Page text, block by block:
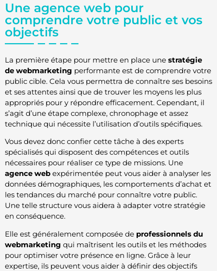
Une agence web pour
comprendre votre public et vos
objectifs
La première étape pour mettre en place une stratégie
de webmarketing performante est de comprendre votre
public cible. Cela vous permettra de connaître ses besoins
et ses attentes ainsi que de trouver les moyens les plus
appropriés pour y répondre efficacement. Cependant, il
s’agit d’une étape complexe, chronophage et assez
technique qui nécessite l’utilisation d’outils spécifiques.
Vous devez donc confier cette tâche à des experts
spécialisés qui disposent des compétences et outils
nécessaires pour réaliser ce type de missions. Une
agence web expérimentée peut vous aider à analyser les
données démographiques, les comportements d’achat et
les tendances du marché pour connaître votre public.
Une telle structure vous aidera à adapter votre stratégie
en conséquence.
Elle est généralement composée de professionnels du
webmarketing qui maîtrisent les outils et les méthodes
pour optimiser votre présence en ligne. Grâce à leur
expertise, ils peuvent vous aider à définir des objectifs